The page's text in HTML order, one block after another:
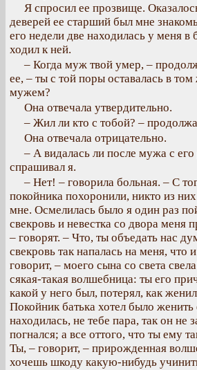
Я спросил ее прозвище.
деверей ее старший был мне
его недели две находилась у меня в
ходил к ней.
– Когда муж твой умер, –
ее, – ты с той поры оставалась в
мужем?
Она отвечала утвердительно.
– Жил ли кто с тобой? –
Она отвечала отрицательно.
– А видалась ли после мужа с
спрашивал я.
– Нет! – говорила больная. – С
покойника похоронили, никто из
мне. Осмелилась было я один раз
свекровь и невестка со двора меня
– говорят. – Что, ты объедать нас
свекровь так напалась на меня, что
говорит, – моего сына со света
сякая-такая волшебница: ты его
какой у него был, потерял, как
Покойник батька хотел было женить
находилась, не тебе пара, так он не
погнался; а все оттого, что ты ему
Ты, – говорит, – прирожденная
хочешь шкоду какую-нибудь